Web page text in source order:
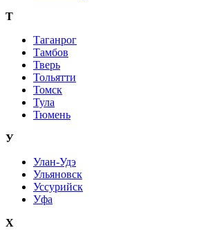
Т
Таганрог
Тамбов
Тверь
Тольятти
Томск
Тула
Тюмень
У
Улан-Удэ
Ульяновск
Уссурийск
Уфа
Х